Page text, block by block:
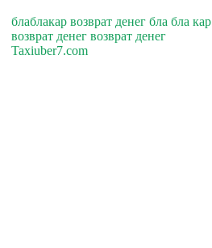
блаблакар возврат денег бла бла
возврат денег возврат денег
Taxiuber7.com